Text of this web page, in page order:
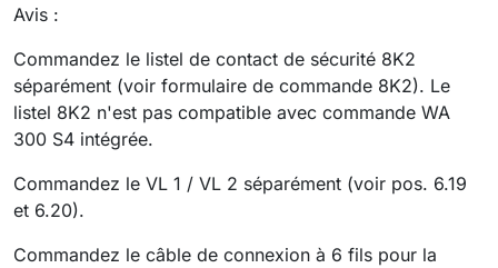
Avis :
Commandez le listel de contact de sécurité 8K2
séparément (voir formulaire de commande 8K2). Le
listel 8K2 n'est pas compatible avec commande WA
300 S4 intégrée.
Commandez le VL 1 / VL 2 séparément (voir pos. 6.19
et 6.20).
Commandez le câble de connexion à 6 fils pour la